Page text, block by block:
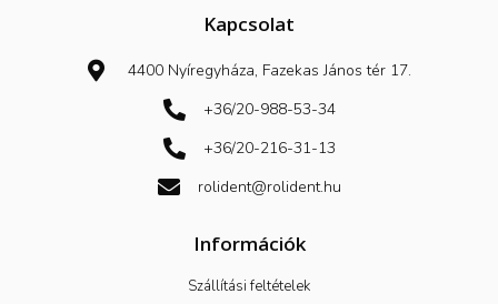
b
o
k
f
Kapcsolat
4400 Nyíregyháza, Fazekas János tér 17.
+36/20-988-53-34
+36/20-216-31-13
rolident@rolident.hu
Információk
Szállítási feltételek